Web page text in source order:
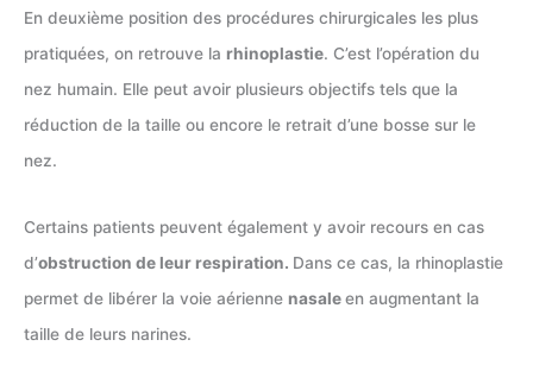
En deuxième position des procédures chirurgicales les plus
pratiquées, on retrouve la rhinoplastie. C’est l’opération du
nez humain. Elle peut avoir plusieurs objectifs tels que la
réduction de la taille ou encore le retrait d’une bosse sur le
nez.
Certains patients peuvent également y avoir recours en cas
d’obstruction de leur respiration. Dans ce cas, la rhinoplastie
permet de libérer la voie aérienne nasaleen augmentant la
taille de leurs narines.